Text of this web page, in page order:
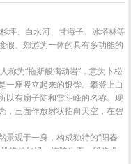
坪、白水河、甘海子、冰塔林等
假、郊游为一体的具有多功能的
为“拖斯般满动岩”，意为卜松
一座竖立起来的银铧。攀登上白
以有扇子陡和雪斗峰的名称。现
，三面作放射状指向天空，在碧
观于一身，构成独特的“阳春
格外的绿，掩映生态，移步换